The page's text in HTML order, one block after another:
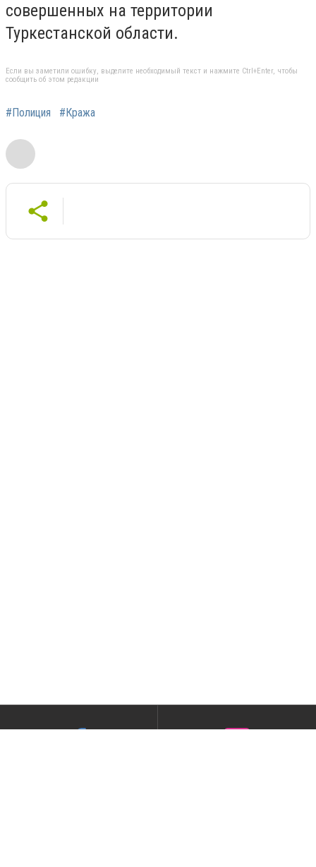
совершенных на территории
Туркестанской области.
Если вы заметили ошибку, выделите необходимый текст и нажмите Ctrl+Enter, чтобы
сообщить об этом редакции
#Полиция #Кража